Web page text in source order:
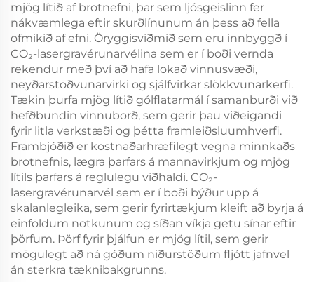
mjög lítið af brotnefni, þar sem ljósgeislinn fer
nákvæmlega eftir skurðlínunum án þess að fella
ofmikið af efni. Öryggisviðmið sem eru innbyggð í
CO₂-lasergravérunarvélina sem er í boði vernda
rekendur með því að hafa lokað vinnusvæði,
neyðarstöðvunarvirki og sjálfvirkar slökkvunarkerfi.
Tækin þurfa mjög lítið gólflatarmál í samanburði við
hefðbundin vinnuborð, sem gerir þau viðeigandi
fyrir litla verkstæði og þétta framleiðsluumhverfi.
Frambjóðið er kostnaðarhræfilegt vegna minnkaðs
brotnefnis, lægra þarfars á mannavirkjum og mjög
lítils þarfars á reglulegu viðhaldi. CO₂-
lasergravérunarvél sem er í boði býður upp á
skalanlegleika, sem gerir fyrirtækjum kleift að byrja á
einföldum notkunum og síðan víkja getu sínar eftir
þörfum. Þörf fyrir þjálfun er mjög lítil, sem gerir
mögulegt að ná góðum niðurstöðum fljótt jafnvel
án sterkra tæknibakgrunns.